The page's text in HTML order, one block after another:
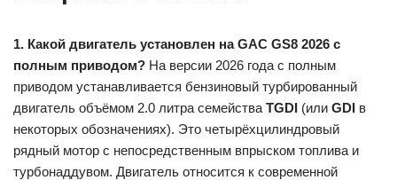
1. Какой двигатель установлен на GAC GS8 2026 с
полным приводом? На версии 2026 года с полным
приводом устанавливается бензиновый турбированный
двигатель объёмом 2.0 литра семейства TGDI (или GDI в
некоторых обозначениях). Это четырёхцилиндровый
рядный мотор с непосредственным впрыском топлива и
турбонаддувом. Двигатель относится к современной